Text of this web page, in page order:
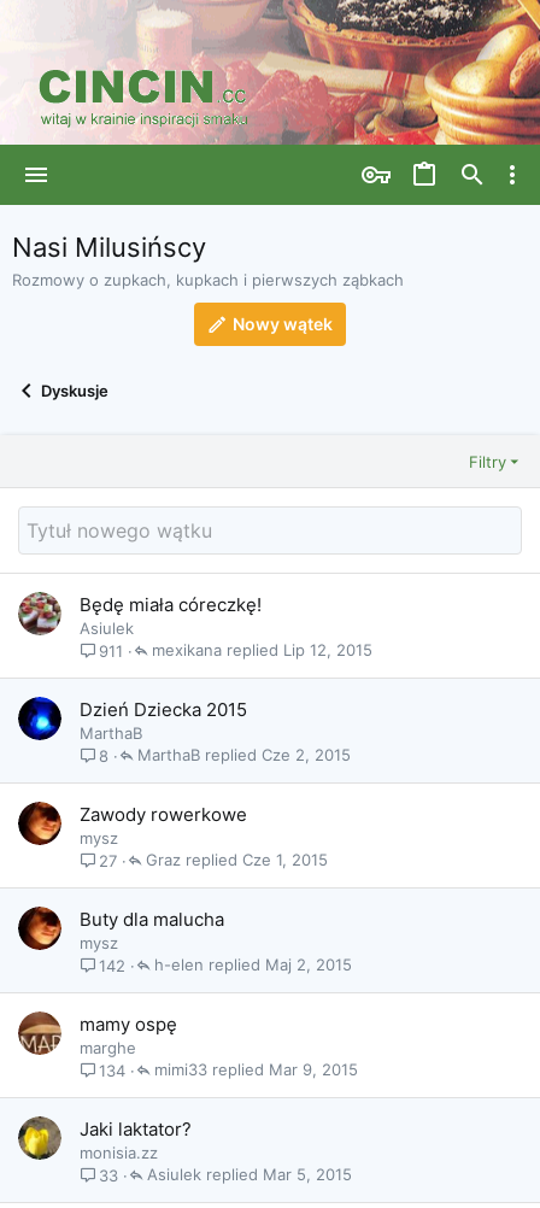
Nasi Milusińscy
Rozmowy o zupkach, kupkach i pierwszych ząbkach
Nowy wątek
Dyskusje
Filtry
Będę miała córeczkę!
Asiulek
911
Lip 12, 2015
mexikana
Dzień Dziecka 2015
MarthaB
8
Cze 2, 2015
MarthaB
Zawody rowerkowe
mysz
27
Cze 1, 2015
Graz
Buty dla malucha
mysz
142
Maj 2, 2015
h-elen
mamy ospę
marghe
134
Mar 9, 2015
mimi33
Jaki laktator?
monisia.zz
33
Mar 5, 2015
Asiulek